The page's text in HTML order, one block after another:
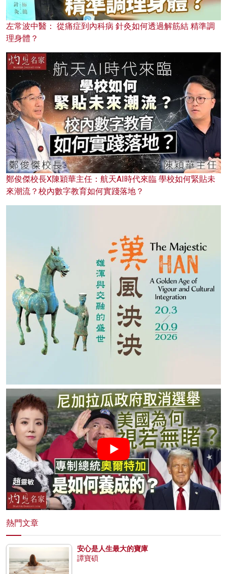
左常波中醫： 從痛症到內科病 針灸如何透過解筋結 精準調
理身體？
鄭俊傑校長X陳穎華主任：航天AI時代來臨 學校如何緊貼未
來潮流？校內數字教育如何實踐落地？
熱門文章
安心是人生最大的寶庫
譚寶碩